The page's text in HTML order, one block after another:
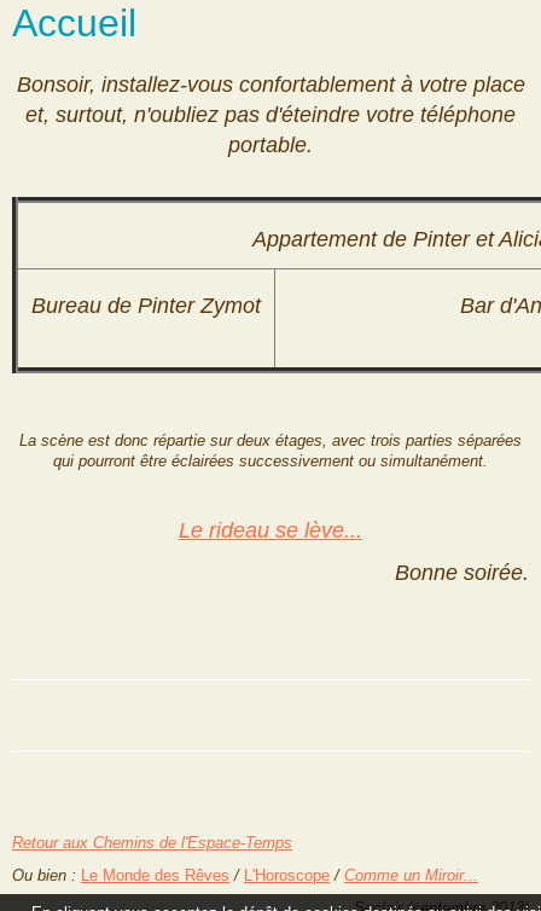
Accueil
Bonsoir, installez-vous confortablement à votre place
et, surtout, n'oubliez pas d'éteindre votre téléphone
portable.
Appartement de Pinter et
Bureau de Pinter Zymot Bar
La scène est donc répartie sur deux étages, avec trois parties séparées
qui pourront être éclairées successivement ou simultanément.
Le rideau se lève...
Bonne soirée.
Retour aux Chemins de l'Espace-Temps
Ou bien : Le Monde des Rêves / L'Horoscope / Comme un Miroir...